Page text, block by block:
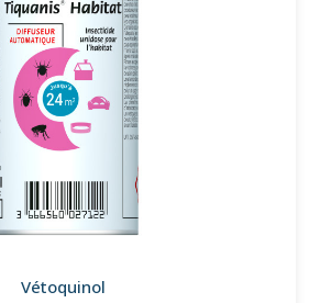
Vétoquinol